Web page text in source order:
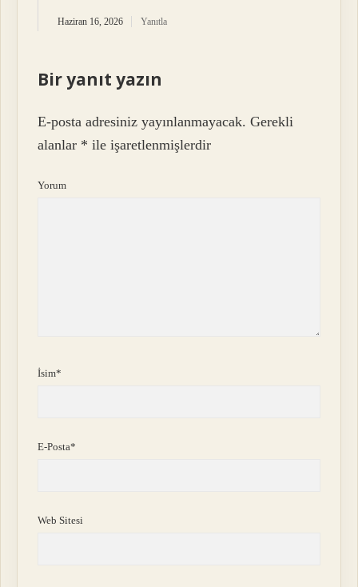
Haziran 16, 2026 Yanıtla
Bir yanıt yazın
E-posta adresiniz yayınlanmayacak. Gerekli
alanlar * ile işaretlenmişlerdir
Yorum
İsim*
E-Posta*
Web Sitesi